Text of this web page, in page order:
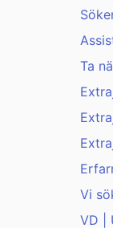
Ta
Vi
VD |